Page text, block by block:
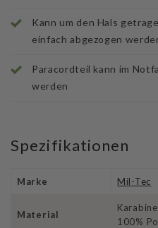
Kann um den Hals
einfach abgezogen
Paracordteil kann im
werden
Spezifikationen
Marke Mil-Tec
Material
100%